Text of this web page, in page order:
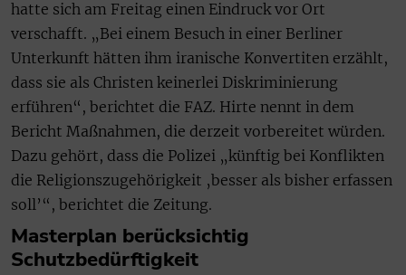
hatte sich am Freitag einen Eindruck vor Ort
verschafft. „Bei einem Besuch in einer Berliner
Unterkunft hätten ihm iranische Konvertiten erzählt,
dass sie als Christen keinerlei Diskriminierung
erführen“, berichtet die FAZ. Hirte nennt in dem
Bericht Maßnahmen, die derzeit vorbereitet würden.
Dazu gehört, dass die Polizei „künftig bei Konflikten
die Religionszugehörigkeit ‚besser als bisher erfassen
soll’“, berichtet die Zeitung.
Masterplan berücksichtig
Schutzbedürftigkeit